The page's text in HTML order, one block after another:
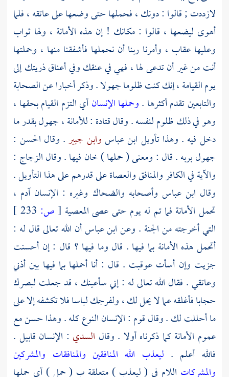
لازددت ; قالوا : دونك ، فحملها حتى وضعها على عاتقه ، فلما
أهوى ليضعها ، قالوا : مكانك ! إن هذه الأمانة ، ولها ثواب
وعليها عقاب ، وأمرنا ربنا أن نحملها فأشفقنا منها ، وحملتها
أنت من غير أن تدعى لها ، فهي في عنقك وفي أعناق ذريتك إلى
يوم القيامة ، إنك كنت ظلوما جهولا . وذكر أخبارا عن الصحابة
والتابعين تقدم أكثرها .وحملها الإنسانأي التزم القيام بحقها ،
وهو في ذلك ظلوم لنفسه . وقالقتادة : للأمانة ، جهول بقدر ما
دخل فيه . وهذا تأويل ابن عباسوابن جبير. وقال الحسن :
جهول بربه . قال : ومعنى ( حملها ) خان فيها . وقالالزجاج :
والآية في الكافر والمنافق والعصاة على قدرهم على هذا التأويل .
وقال ابن عباس وأصحابه والضحاك وغيره : الإنسان آدم ،
تحمل الأمانة فما تم له يوم حتى عصى المعصية [ص:
التي أخرجته من الجنة . وعنابن عباسأن الله تعالى قال له :
أتحمل هذه الأمانة بما فيها . قال وما فيها ؟ قال : إن أحسنت
جزيت وإن أسأت عوقبت . قال : أنا أحملها بما فيها بين أذني
وعاتقي . فقال الله تعالى له : إني سأعينك ، قد جعلت لبصرك
حجابا فأغلقه عما لا يحل لك ، ولفرجك لباسا فلا تكشفه إلا على
ما أحللت لك . وقال قوم : الإنسان النوع كله . وهذا حسن مع
عموم الأمانة كما ذكرناه أولا . وقال السدي : الإنسان قابيل .
فالله أعلم . ليعذب الله المنافقين والمنافقات والمشركين
والمشركات اللام في ( ليعذب ) متعلقة ب ( حمل ) أي حملها